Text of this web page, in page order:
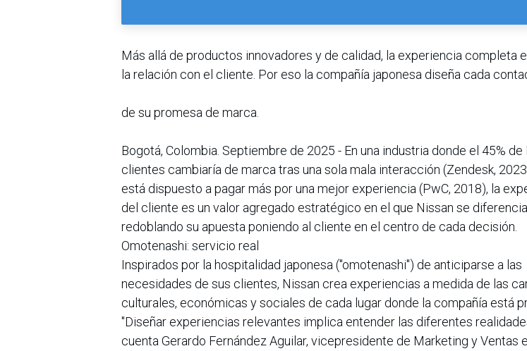
Más allá de productos innovadores y de calidad, la experiencia completa
la relación con el cliente. Por eso la compañía japonesa diseña cada
de su promesa de marca.
Bogotá, Colombia. Septiembre de 2025 - En una industria donde el 45% de
clientes cambiaría de marca tras una sola mala interacción (Zendesk,
está dispuesto a pagar más por una mejor experiencia (PwC, 2018), la
del cliente es un valor agregado estratégico en el que Nissan se diferencia
redoblando su apuesta poniendo al cliente en el centro de cada decisión.
Omotenashi: servicio real
Inspirados por la hospitalidad japonesa ("omotenashi") de anticiparse a las
necesidades de sus clientes, Nissan crea experiencias a medida de las
culturales, económicas y sociales de cada lugar donde la compañía está
"Diseñar experiencias relevantes implica entender las diferentes
cuenta Gerardo Fernández Aguilar, vicepresidente de Marketing y Ventas